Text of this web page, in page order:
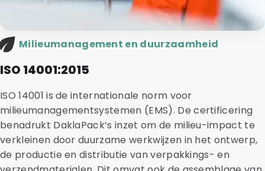
Milieumanagement en duurzaamheid
ISO 14001:2015
ISO 14001 is de internationale norm voor
milieumanagementsystemen (EMS). De certificering
benadrukt DaklaPack’s inzet om de milieu-impact te
verkleinen door duurzame werkwijzen in het ontwerp,
de productie en distributie van verpakkings- en